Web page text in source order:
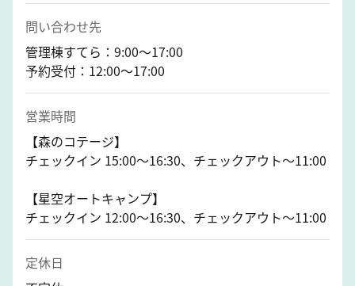
問い合わせ先
管理棟すてら：9:00～17:00
予約受付：12:00～17:00
営業時間
【森のコテージ】
チェックイン 15:00～16:30、チェックアウト～11:00
【星空オートキャンプ】
チェックイン 12:00～16:30、チェックアウト～11:00
定休日